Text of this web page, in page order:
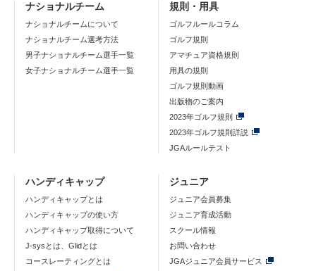
ナショナルチーム
ナショナルチームについて
ナショナルチーム選考方法
男子ナショナルチーム選手一覧
女子ナショナルチーム選手一覧
規則・用具
ゴルフルールコラム
ゴルフ規則
アマチュア資格規則
用具の規則
ゴルフ規則動画
出版物のご案内
2023年ゴルフ規則
2023年ゴルフ規則詳説
JGAルールテスト
ハンディキャップ
ハンディキャップとは
ハンディキャップの使い方
ハンディキャップ取得について
J-sysとは、Glidとは
コースレーティングとは
ジュニア
ジュニア会員募集
ジュニア育成活動
スクール情報
お問い合わせ
JGAジュニア会員サービス